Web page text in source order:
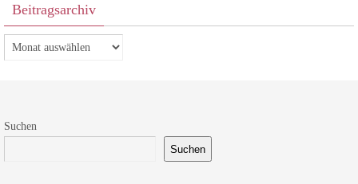
Beitragsarchiv
Beitragsarchiv
Suchen
Suchen